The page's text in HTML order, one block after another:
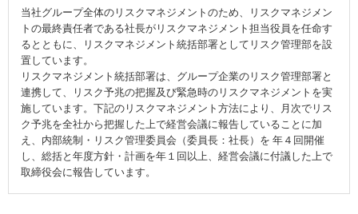
当社グループ全体のリスクマネジメントのため、リスクマネジメン
トの最終責任者である社長がリスクマネジメント担当役員を任命す
るとともに、リスクマネジメント統括部署としてリスク管理部を設
置しています。
リスクマネジメント統括部署は、グループ企業のリスク管理部署と
連携して、リスク予兆の把握及び緊急時のリスクマネジメントを実
施しています。下記のリスクマネジメント方法により、月次でリス
ク予兆を全社から把握した上で経営会議に報告していることに加
え、内部統制・リスク管理委員会（委員長：社長）を 年４回開催
し、総括と年度方針・計画を年１回以上、経営会議に付議した上で
取締役会に報告しています。